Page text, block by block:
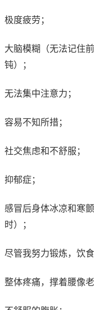
极度疲劳；
大脑模糊（无法记住
钝）；
无法集中注意力；
容易不知所措；
社交焦虑和不舒服；
抑郁症；
感冒后身体冰凉和寒
时）；
尽管我努力锻炼，饮
整体疼痛，撑着腰像